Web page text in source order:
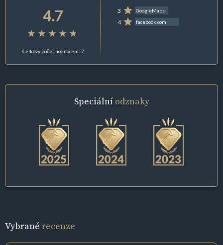
4.7
Celkový počet hodnocení: 7
3 GoogleMaps
4 facebook.com
Speciální odznaky
Vybrané recenze